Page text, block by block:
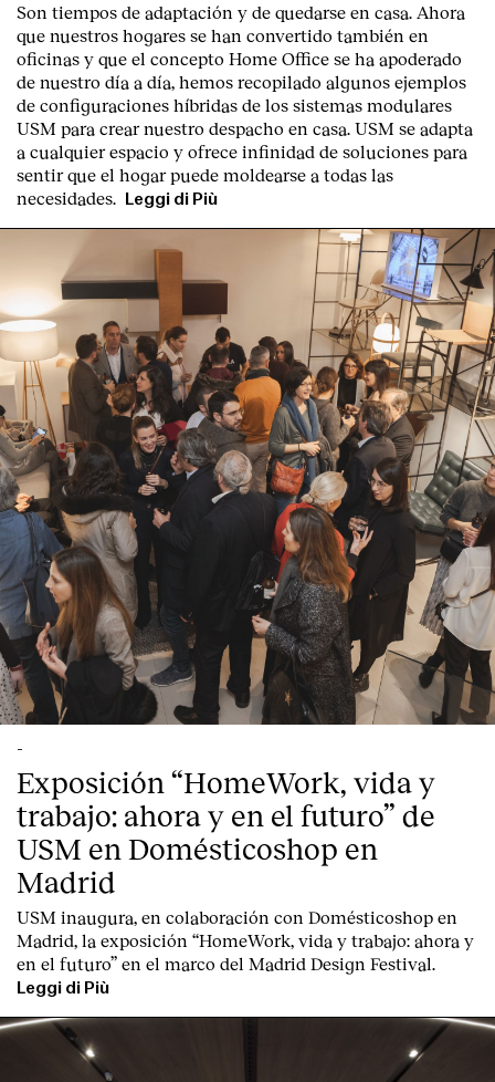
Son tiempos de adaptación y de quedarse en casa. Ahora
que nuestros hogares se han convertido también en
oficinas y que el concepto Home Office se ha apoderado
de nuestro día a día, hemos recopilado algunos ejemplos
de configuraciones híbridas de los sistemas modulares
USM para crear nuestro despacho en casa. USM se adapta
a cualquier espacio y ofrece infinidad de soluciones para
sentir que el hogar puede moldearse a todas las
necesidades.
Leggi di Più
-
Exposición “HomeWork, vida y
trabajo: ahora y en el futuro” de
USM en Domésticoshop en
Madrid
USM inaugura, en colaboración con Domésticoshop en
Madrid, la exposición “HomeWork, vida y trabajo: ahora y
en el futuro” en el marco del Madrid Design Festival.
Leggi di Più